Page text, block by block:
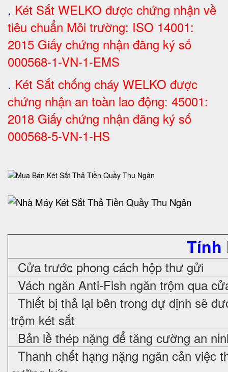
. Két Sắt WELKO được chứng nhận về
tiêu chuẩn Môi trường: ISO 14001:
2015 Giấy chứng nhận đăng ký số
000568-1-VN-1-EMS
. Két Sắt chống cháy WELKO được
chứng nhận an toàn lao động: 45001:
2018 Giấy chứng nhận đăng ký số
000568-5-VN-1-HS
Tính
Cửa trước phong cách hộp thư gửi
Vách ngăn Anti-Fish ngăn trộm qua
Thiết bị thả lại bên trong dự định sẽ
trộm két sắt
Bản lề thép nặng để tăng cường an
Thanh chết hạng nặng ngăn cản việc